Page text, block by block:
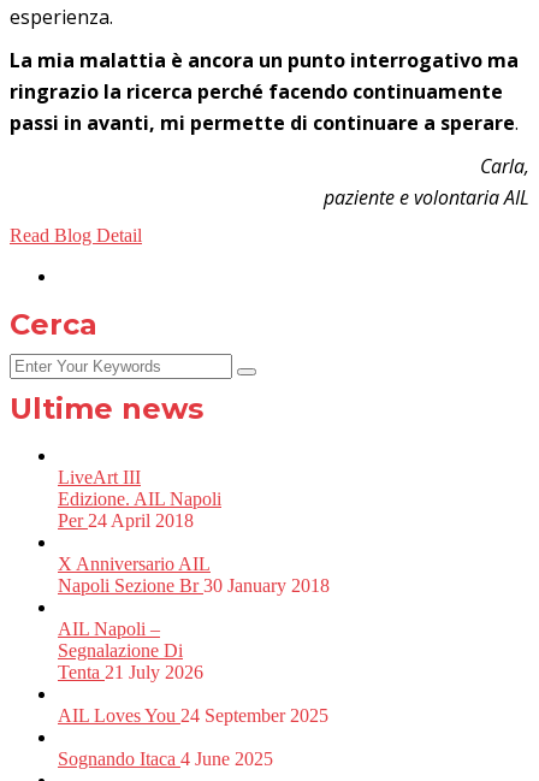
esperienza.
La mia malattia è ancora un punto interrogativo ma
ringrazio la ricerca perché facendo continuamente
passi in avanti, mi permette di continuare a sperare.
Carla,
paziente e volontaria AIL
Read Blog Detail
Cerca
Ultime news
LiveArt III
Edizione. AIL Napoli
Per 24 April 2018
X Anniversario AIL
Napoli Sezione Br30 January 2018
AIL Napoli –
Segnalazione Di
Tenta 21 July 2026
AIL Loves You 24 September 2025
Sognando Itaca 4 June 2025